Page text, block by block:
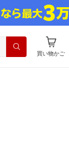
買い物かご